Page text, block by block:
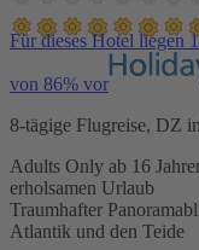
Für dieses Hotel liegen
von 86% vor
8-tägige Flugreise, DZ
Adults Only ab 16
erholsamen Urlaub
Traumhafter
Atlantik und den Teide